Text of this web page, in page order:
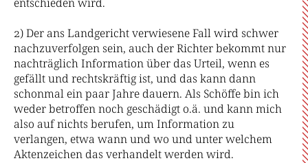
2) Der ans Landgericht verwiesene Fall wird schwer
nachzuverfolgen sein, auch der Richter bekommt nur
nachträglich Information über das Urteil, wenn es
gefällt und rechtskräftig ist, und das kann dann
schonmal ein paar Jahre dauern. Als Schöffe bin ich
weder betroffen noch geschädigt o.ä. und kann mich
also auf nichts berufen, um Information zu
verlangen, etwa wann und wo und unter welchem
Aktenzeichen das verhandelt werden wird.